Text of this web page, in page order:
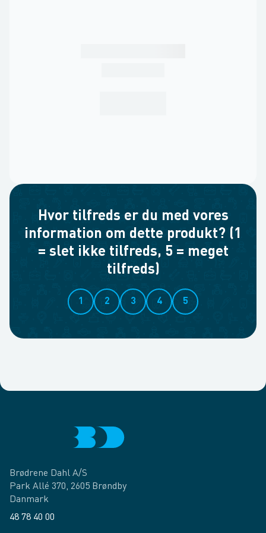
Hvor tilfreds er du med vores
information om dette produkt? (1
= slet ikke tilfreds, 5 = meget
tilfreds)
1 2 3 4 5
Brødrene Dahl A/S
Park Allé 370, 2605 Brøndby
Danmark
48 78 40 00